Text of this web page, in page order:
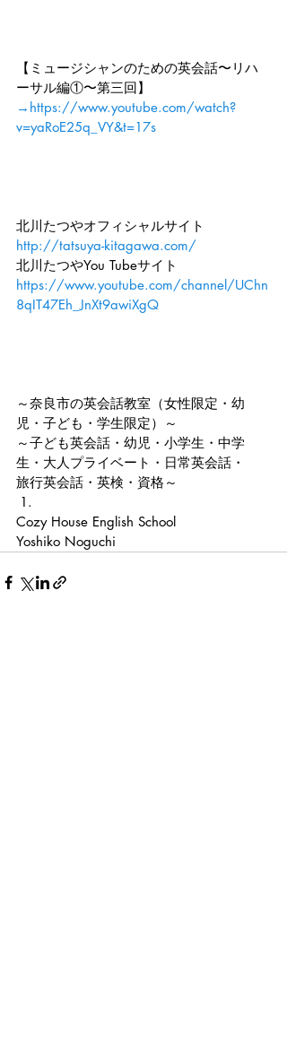
【ミュージシャンのための英会話〜リハ
ーサル編①〜第三回】
→ https://www.youtube.com/watch?
v=yaRoE25q_VY&t=17s
北川たつやオフィシャルサイト
http://tatsuya-kitagawa.com/
北川たつやYou Tubeサイト
https://www.youtube.com/channel/UChn
8qIT47Eh_JnXt9awiXgQ
～奈良市の英会話教室（女性限定・幼
児・子ども・学生限定）～
～子ども英会話・幼児・小学生・中学
生・大人プライベート・日常英会話・
旅行英会話・英検・資格～
Cozy House English School
Yoshiko Noguchi